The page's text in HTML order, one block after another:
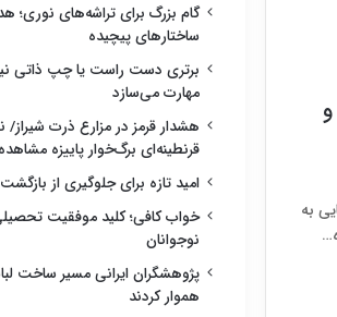
به
گام بزرگ برای تراشه‌های نوری؛
ساختارهای پیچیده
برتری دست راست یا چپ ذاتی
مهارت می‌سازد
هشدار قرمز در مزارع ذرت
قرنطینه‌ای برگ‌خوار پاییزه
امید تازه برای جلوگیری از
خواب کافی؛ کلید موفقیت
نوجوانان
پژوهشگران ایرانی مسیر ساخت
هموار کردند